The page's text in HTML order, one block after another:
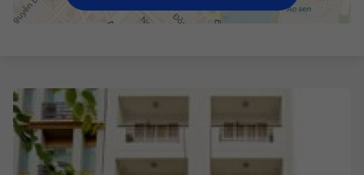
Voos + Hotel
Disneyland ® Paris
Escapadinhas